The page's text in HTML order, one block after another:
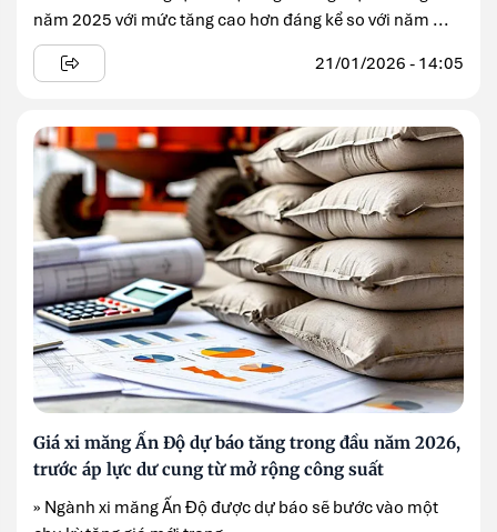
năm 2025 với mức tăng cao hơn đáng kể so với năm ...
21/01/2026 - 14:05
Giá xi măng Ấn Độ dự báo tăng trong đầu năm 2026,
trước áp lực dư cung từ mở rộng công suất
» Ngành xi măng Ấn Độ được dự báo sẽ bước vào một